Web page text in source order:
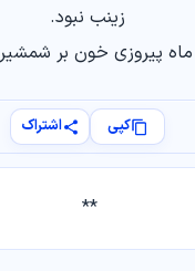
زینب نبود.
پیروزی خون بر
کپی اشتراک
**